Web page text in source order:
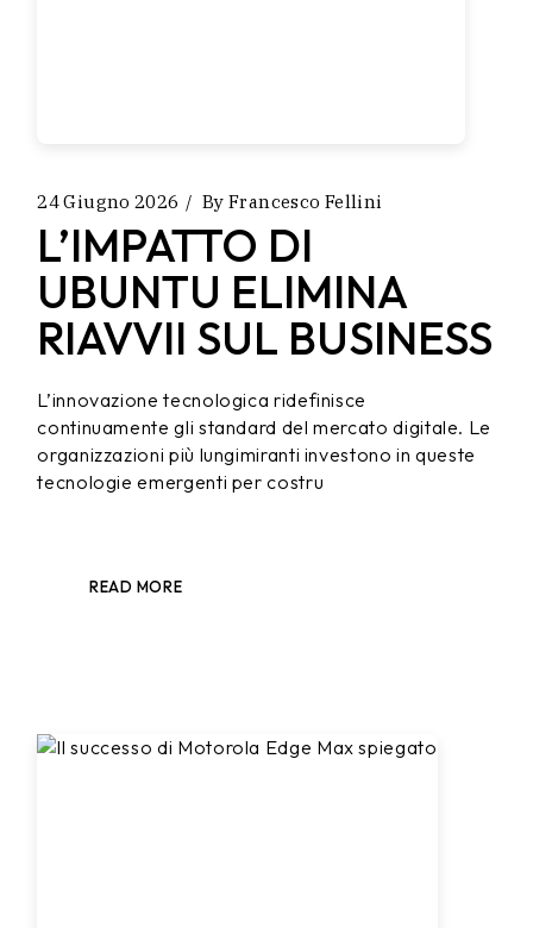
24 Giugno 2026 By Francesco Fellini
L’IMPATTO DI
UBUNTU ELIMINA
RIAVVII SUL BUSINESS
L’innovazione tecnologica ridefinisce
continuamente gli standard del mercato digitale. Le
organizzazioni più lungimiranti investono in queste
tecnologie emergenti per costru
READ MORE